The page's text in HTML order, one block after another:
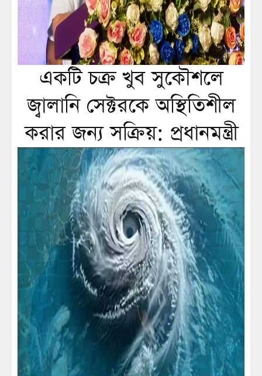
একটি চক্র খুব সুকৌশলে
জ্বালানি সেক্টরকে অস্থিতিশীল
করার জন্য সক্রিয়: প্রধানমন্ত্রী